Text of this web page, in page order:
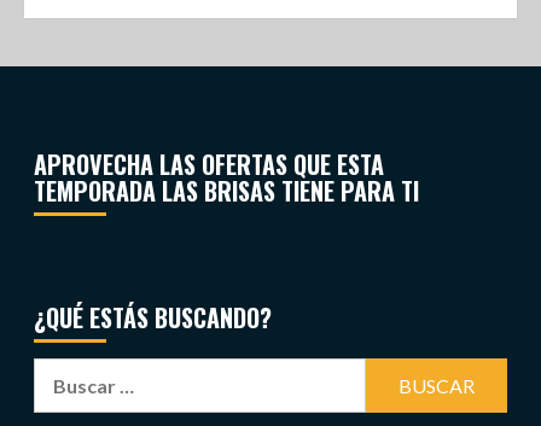
APROVECHA LAS OFERTAS QUE ESTA
TEMPORADA LAS BRISAS TIENE PARA TI
¿QUÉ ESTÁS BUSCANDO?